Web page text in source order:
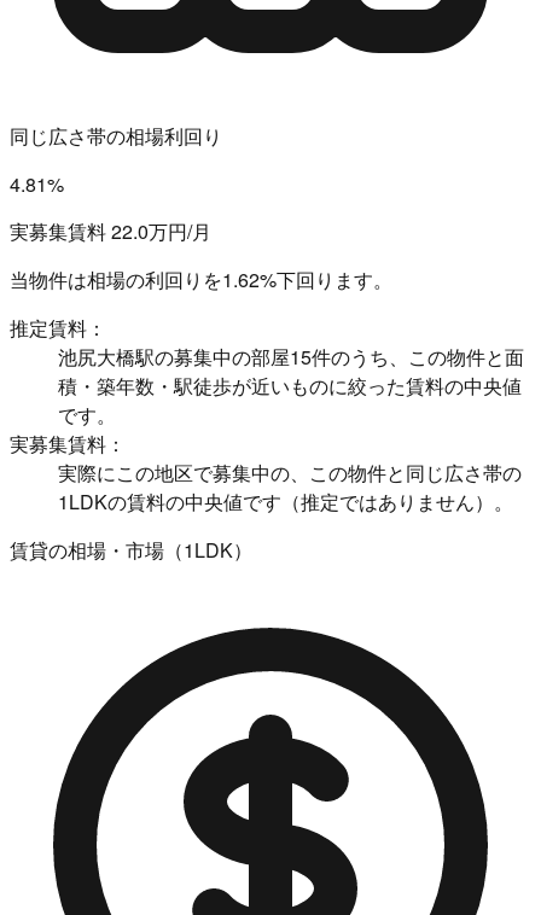
同じ広さ帯の相場利回り
4.81%
実募集賃料 22.0万円/月
当物件は相場の利回りを1.62%下回ります。
推定賃料：
池尻大橋駅の募集中の部屋15件のうち、この物件と面
積・築年数・駅徒歩が近いものに絞った賃料の中央値
です。
実募集賃料：
実際にこの地区で募集中の、この物件と同じ広さ帯の
1LDKの賃料の中央値です（推定ではありません）。
賃貸の相場・市場（1LDK）